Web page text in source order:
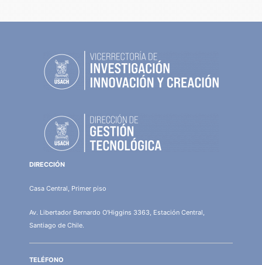
DIRECCIÓN
Casa Central, Primer piso
Av. Libertador Bernardo O'Higgins 3363, Estación Central,
Santiago de Chile.
TELÉFONO